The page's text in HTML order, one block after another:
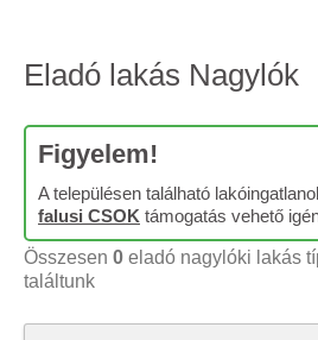
Eladó lakás Nagylók
Figyelem!
A településen található
falusi CSOK támogatás vehető
Összesen 0 eladó nagylóki lakás
találtunk